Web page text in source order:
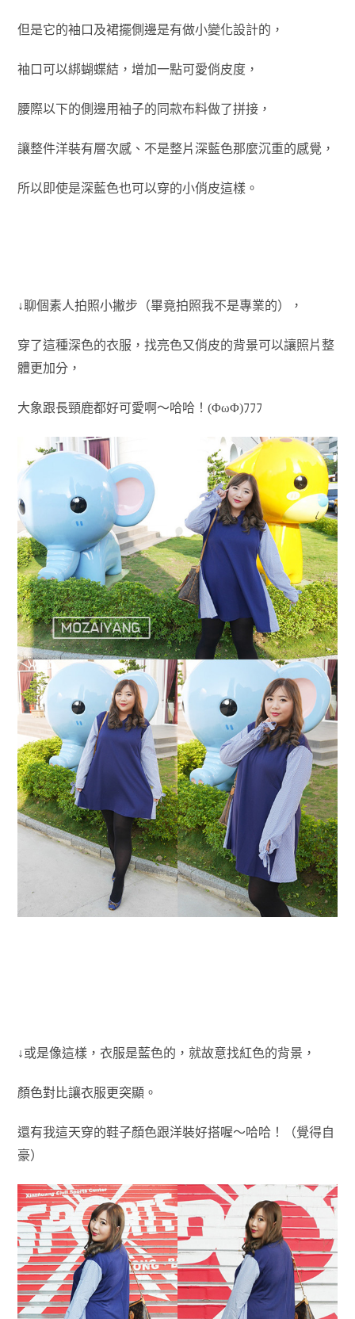
但是它的袖口及裙擺側邊是有做小變化設計的，
袖口可以綁蝴蝶結，增加一點可愛俏皮度，
腰際以下的側邊用袖子的同款布料做了拼接，
讓整件洋裝有層次感、不是整片深藍色那麼沉重的感覺，
所以即使是深藍色也可以穿的小俏皮這樣。
↓聊個素人拍照小撇步（畢竟拍照我不是專業的），
穿了這種深色的衣服， 找亮色又俏皮的背景可以讓照片整
體更加分，
大象跟長頸鹿都好可愛啊～哈哈！(ΦωΦ)ﾌﾌﾌ
↓或是像這樣，衣服是藍色的，就故意找紅色的背景，
顏色對比讓衣服更突顯。
還有我這天穿的鞋子顏色跟洋裝好搭喔～哈哈！（覺得自
豪）